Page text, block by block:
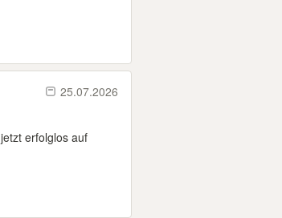
25.07.2026
erfolglos auf